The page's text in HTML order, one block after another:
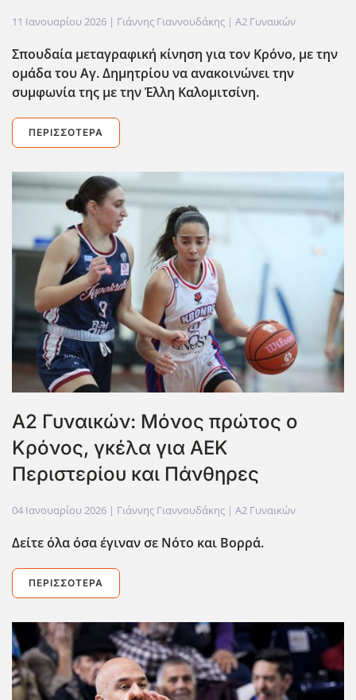
11 Ιανουαρίου 2026 | Γιάννης Γιαννουδάκης | Α2 Γυναικών
Σπουδαία μεταγραφική κίνηση για τον Κρόνο, με την
ομάδα του Αγ. Δημητρίου να ανακοινώνει την
συμφωνία της με την Έλλη Καλομιτσίνη.
ΠΕΡΙΣΣΌΤΕΡΑ
Α2 Γυναικών: Μόνος πρώτος ο
Κρόνος, γκέλα για ΑΕΚ
Περιστερίου και Πάνθηρες
04 Ιανουαρίου 2026 | Γιάννης Γιαννουδάκης | Α2 Γυναικών
Δείτε όλα όσα έγιναν σε Νότο και Βορρά.
ΠΕΡΙΣΣΌΤΕΡΑ